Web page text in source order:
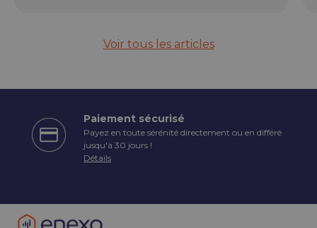
Voir tous les articles
Paiement sécurisé
Payez en toute sérénité directement ou en différé
jusqu'à 30 jours !
Détails